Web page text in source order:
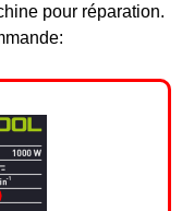
pour réparation.